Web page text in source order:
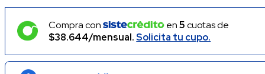
Compra con en5cuotas de
$38.644/mensual.Solicita tu cupo.